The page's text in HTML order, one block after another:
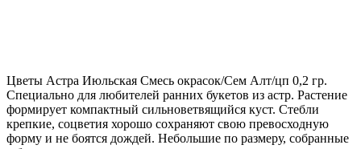
Цветы Астра Июльская Смесь окрасок/Сем Алт/цп 0,2 гр.
Специально для любителей ранних букетов из астр. Растение
формирует компактный сильноветвящийся куст. Стебли
крепкие, соцветия хорошо сохраняют свою превосходную
форму и не боятся дождей. Небольшие по размеру, собранные